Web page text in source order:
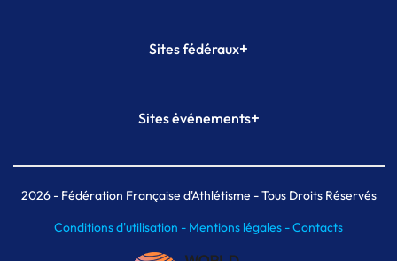
Sites fédéraux+
Plateforme Formation
Sites événements+
Meeting de Paris indoor
MAIF Ekiden de Paris
2026- Fédération Française d'Athlétisme - Tous Droits Réservés
Conditions d'utilisation - Mentions légales -Contacts